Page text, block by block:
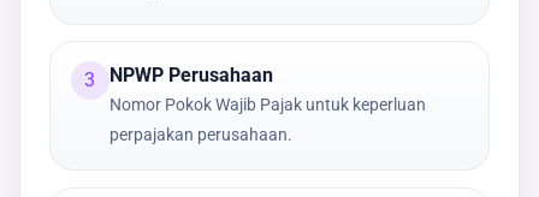
3 NPWP Perusahaan
Nomor Pokok Wajib Pajak untuk keperluan
perpajakan perusahaan.